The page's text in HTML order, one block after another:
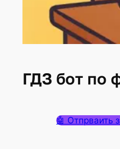
ГДЗ бот по
🤖 Отпрваить